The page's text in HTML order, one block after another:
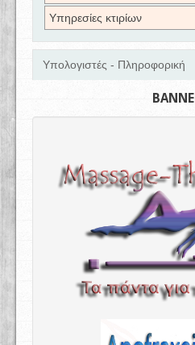
Υπηρεσίες κτιρίων
Υπολογιστές - Πληροφορική